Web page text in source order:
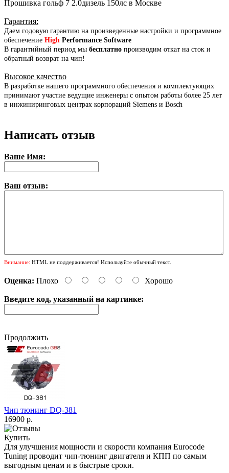
Прошивка гольф 7 2.0дизель 150лс в Москве
Гарантия:
Даем годовую гарантию на произведенные настройки и программное
обеспечение High Performance Software
В гарантийный период мы бесплатно производим откат на сток и
обратный возврат на чип!
Высокое качество
В разработке нашего программного обеспечения и комплектующих
принимают участие ведущие инженеры с опытом работы более 25 лет
в инжиниринговых центрах корпораций Siemens и Bosch
Написать отзыв
Ваше Имя:
Ваш отзыв:
Внимание: HTML не поддерживается! Используйте обычный текст.
Оценка: Плохо Хорошо
Введите код, указанный на картинке:
Продолжить
Чип тюнинг DQ-381
16900 р.
Купить
Для улучшения мощности и скорости компания Eurocode
Tuning проводит чип-тюнинг двигателя и КПП по самым
выгодным ценам и в быстрые сроки.